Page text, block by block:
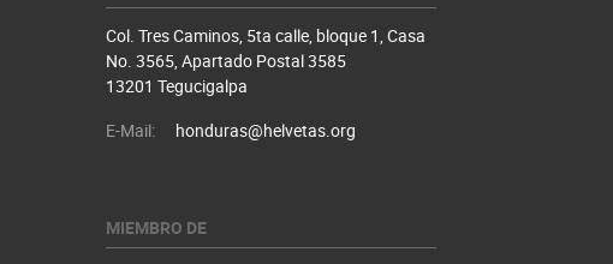
Col. Tres Caminos, 5ta calle, bloque 1, Casa
No. 3565, Apartado Postal 3585
13201 Tegucigalpa
E-Mail:
honduras@helvetas.org
MIEMBRO DE